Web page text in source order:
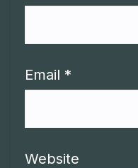
Email *
Website